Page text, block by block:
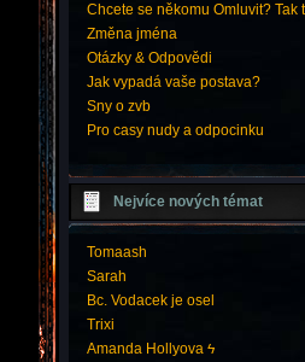
Chcete se někomu Omluvit? Tak
Změna jména
Otázky & Odpovědi
Jak vypadá vaše postava?
Sny o zvb
Pro casy nudy a odpocinku
Nejvíce nových témat
Tomaash
Sarah
Bc. Vodacek je osel
Trixi
Amanda Hollyova ϟ